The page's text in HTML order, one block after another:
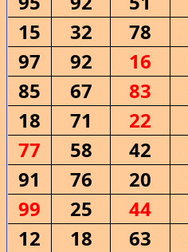
15
32 78
97
92 16
85
67 83
18
71 22
77
58 42
91
76 20
99
25 44
12
18 63